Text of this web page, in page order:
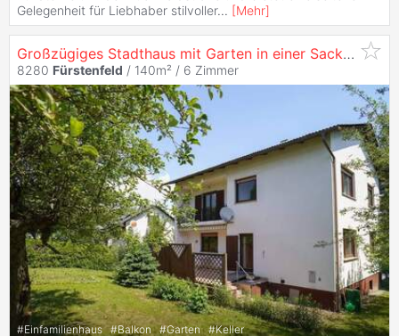
Gelegenheit für Liebhaber stilvoller... [Mehr]
Großzügiges Stadthaus mit Garten in einer Sackgasse in beliebter Stadtlage
8280 Fürstenfeld / 140m² / 6 Zimmer
#Einfamilienhaus #Balkon #Garten #Keller